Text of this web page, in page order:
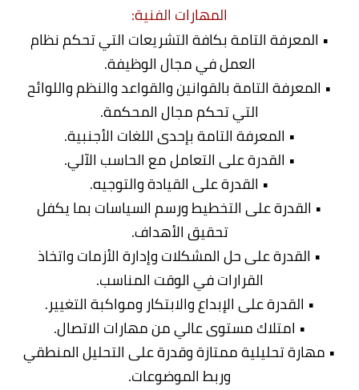
المهارات الفنية:
• المعرفة التامة بكافة التشريعات التي تحكم نظام
العمل في مجال الوظيفة.
• المعرفة التامة بالقوانين والقواعد والنظم واللوائح
التي تحكم مجال المحكمة.
• المعرفة التامة بإحدى اللغات الأجنبية.
• القدرة على التعامل مع الحاسب الآلي.
• القدرة على القيادة والتوجيه.
• القدرة على التخطيط ورسم السياسات بما يكفل
تحقيق الأهداف.
• القدرة على حل المشكلات وإدارة الأزمات واتخاذ
القرارات في الوقت المناسب.
• القدرة على الإبداع والابتكار ومواكبة التغيير.
• امتلاك مستوى عالي من مهارات الاتصال.
• مهارة تحليلية ممتازة وقدرة على التحليل المنطقي
وربط الموضوعات.